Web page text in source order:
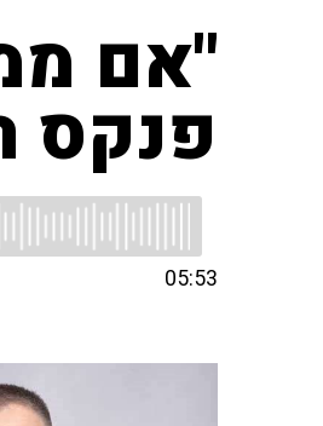
"אם
פנקס
05:53